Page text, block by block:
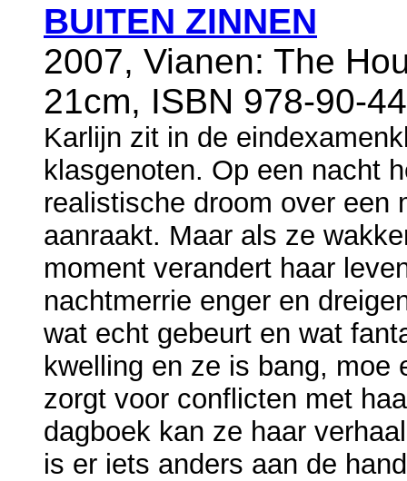
BUITEN ZINNEN
2007, Vianen: The
21cm, ISBN 978-90-
Karlijn zit in de
klasgenoten. Op een nacht
realistische droom over een
aanraakt. Maar als ze
moment verandert haar
nachtmerrie enger en
wat echt gebeurt en wat
kwelling en ze is bang, moe
zorgt voor conflicten met
dagboek kan ze haar
is er iets anders aan de